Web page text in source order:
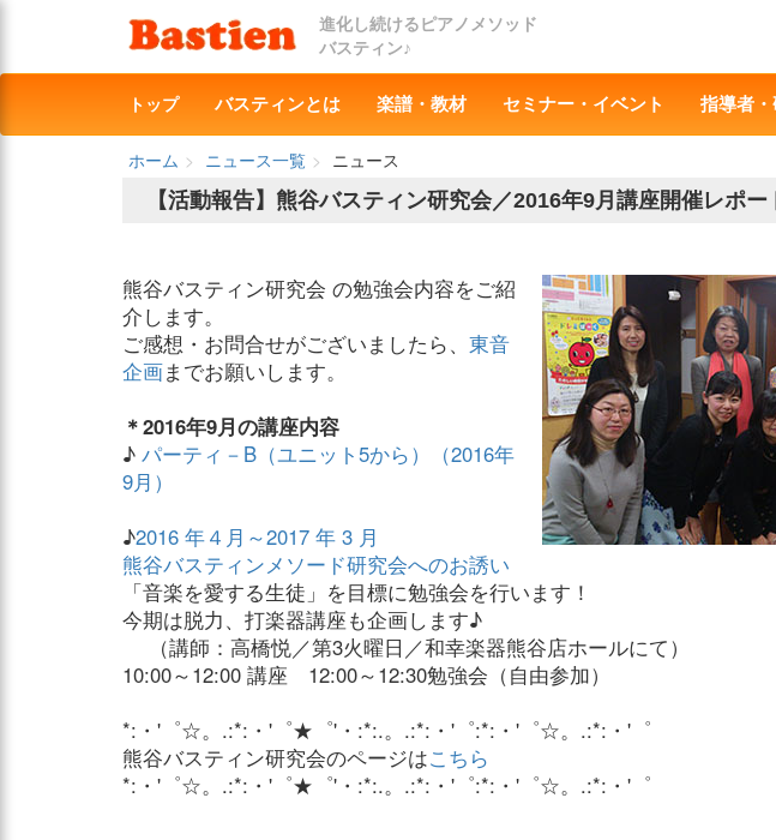
進化し続けるピアノメソッド
バスティン♪
トップ バスティンとは 楽譜・教材 セミナー・イベント 指導者
ホーム ニュース一覧
ニュース
【活動報告】熊谷バスティン研究会／2016年9月講座開催レポー
熊谷バスティン研究会 の勉強会内容をご紹
介します。
ご感想・お問合せがございましたら、 東音
企画までお願いします。
＊2016年9月の講座内容
♪ パーティ－B（ユニット5から）（2016年
9月）
♪2016 年４月～2017 年 3 月
熊谷バスティンメソード研究会へのお誘い
「音楽を愛する生徒」を目標に勉強会を行います！
今期は脱力、打楽器講座も企画します♪
（講師：高橋悦／第3火曜日／和幸楽器熊谷店ホールにて）
10:00～12:00 講座 12:00～12:30勉強会（自由参加）
*:・'゜☆。.:*:・'゜★゜'・:*:.。.:*:・'゜:*:・'゜☆。.:*:・'゜
熊谷バスティン研究会のページはこちら
*:・'゜☆。.:*:・'゜★゜'・:*:.。.:*:・'゜:*:・'゜☆。.:*:・'゜